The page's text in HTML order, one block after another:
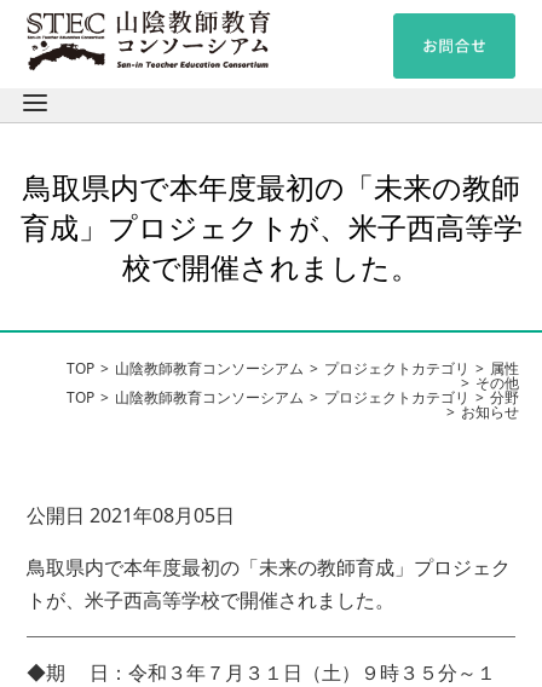
鳥取県内で本年度最初の「未来の教師
育成」プロジェクトが、米子西高等学
校で開催されました。
TOP 山陰教師教育コンソーシアム プロジェクトカテゴリ 属性
その他
TOP 山陰教師教育コンソーシアム プロジェクトカテゴリ 分野
お知らせ
公開日 2021年08月05日
鳥取県内で本年度最初の「未来の教師育成」プロジェク
トが、米子西高等学校で開催されました。
◆期 日：令和３年７月３１日（土）９時３５分～１